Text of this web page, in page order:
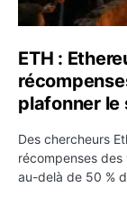
ETH :
plafonner le
Des chercheurs
récompenses
au-delà de 50 %